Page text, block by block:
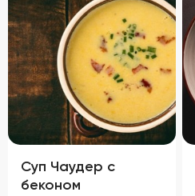
Суп Чаудер с
беконом